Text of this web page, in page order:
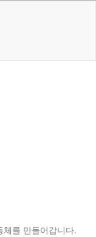
를 만들어갑니다.